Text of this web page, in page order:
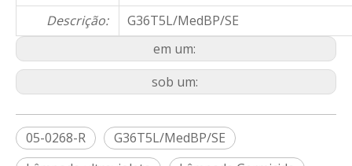
Descrição:
G36T5L/MedBP/SE
em um:
sob um:
05-0268-R
G36T5L/MedBP/SE